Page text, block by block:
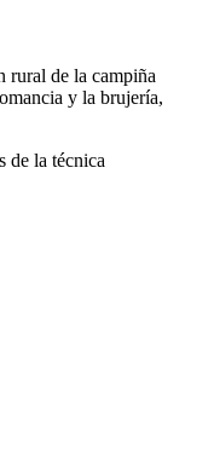
rural de la campiña
y la brujería,
de la técnica